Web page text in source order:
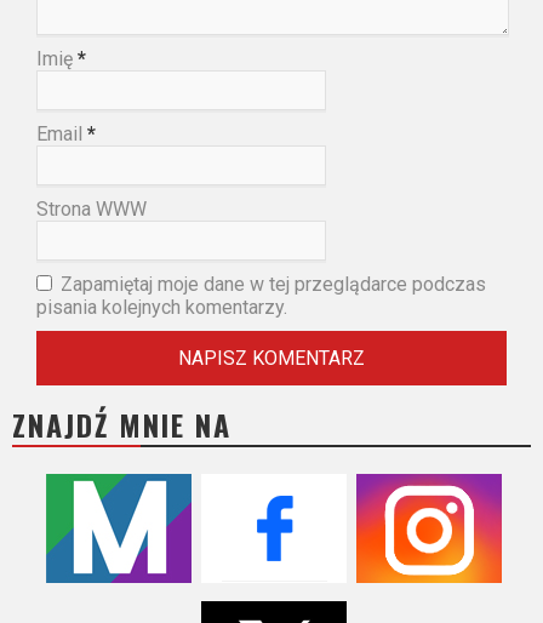
Imię *
Email *
Strona WWW
Zapamiętaj moje dane w tej przeglądarce podczas
pisania kolejnych komentarzy.
ZNAJDŹ MNIE NA